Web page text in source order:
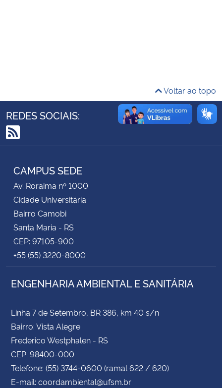
Controladoria-Geral da União
Secretaria-Geral
Secretaria de Governo
Gabinete de Segurança Institucional
Advocacia-Geral da União
Voltar ao topo
REDES SOCIAIS:
RSS
CAMPUS SEDE
Av. Roraima nº 1000
Cidade Universitária
Bairro Camobi
Santa Maria - RS
CEP: 97105-900
+55 (55) 3220-8000
ENGENHARIA AMBIENTAL E SANITÁRIA
Linha 7 de Setembro, BR 386, km 40 s/n
Bairro: Vista Alegre
Frederico Westphalen - RS
CEP: 98400-000
Telefone: (55) 3744-0600 (ramal 622 / 620)
E-mail: coordambiental@ufsm.br